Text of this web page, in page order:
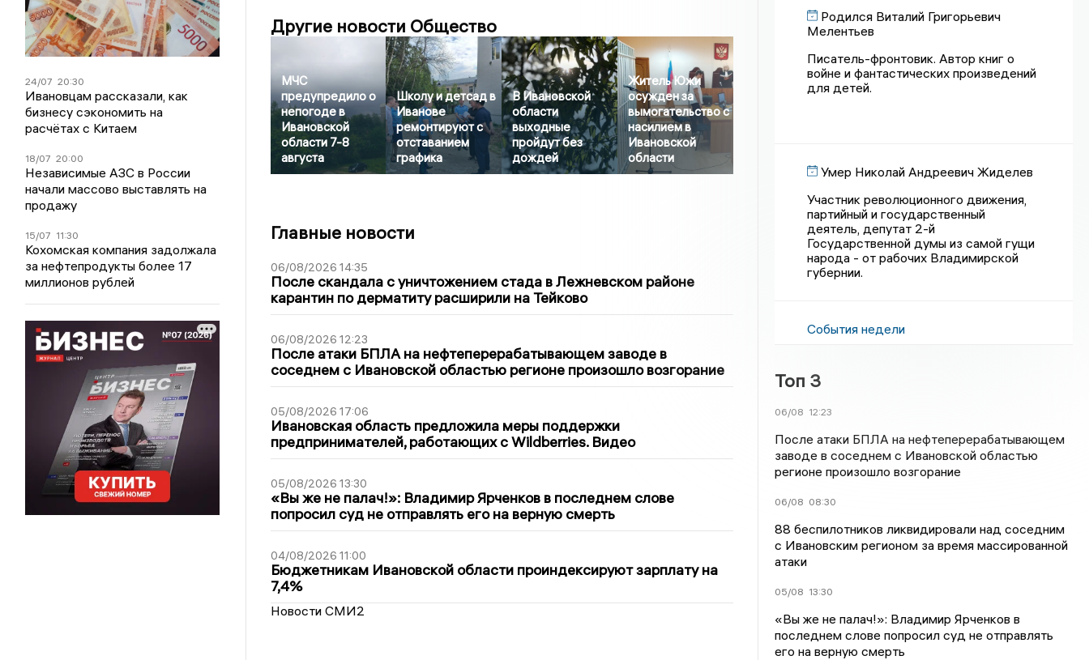
24/07 20:30
Ивановцам рассказали, как
бизнесу сэкономить на
расчётах с Китаем
18/07 20:00
Независимые АЗС в России
начали массово выставлять на
продажу
15/07 11:30
Кохомская компания задолжала
за нефтепродукты более 17
миллионов рублей
Другие новости Общество
МЧС
предупредило о
непогоде в
Ивановской
области 7-8
августа
Школу и детсад в
Иванове
ремонтируют с
отставанием
графика
В Ивановской
области
выходные
пройдут без
дождей
Житель Южи
осужден за
вымогательство с
насилием в
Ивановской
области
Главные новости
06/08/2026 14:35
После скандала с уничтожением стада в Лежневском районе
карантин по дерматиту расширили на Тейково
06/08/2026 12:23
После атаки БПЛА на нефтеперерабатывающем заводе в
соседнем с Ивановской областью регионе произошло возгорание
05/08/2026 17:06
Ивановская область предложила меры поддержки
предпринимателей, работающих с Wildberries. Видео
05/08/2026 13:30
«Вы же не палач!»: Владимир Ярченков в последнем слове
попросил суд не отправлять его на верную смерть
04/08/2026 11:00
Бюджетникам Ивановской области проиндексируют зарплату на
7,4%
Новости СМИ2
Родился Виталий Григорьевич
Мелентьев
Писатель-фронтовик. Автор книг о
войне и фантастических произведений
для детей.
Умер Николай Андреевич Жиделев
Участник революционного движения,
партийный и государственный
деятель, депутат 2-й
Государственной думы из самой гущи
народа - от рабочих Владимирской
губернии.
События недели
Топ 3
06/08 12:23
После атаки БПЛА на нефтеперерабатывающем
заводе в соседнем с Ивановской областью
регионе произошло возгорание
06/08 08:30
88 беспилотников ликвидировали над соседним
с Ивановским регионом за время массированной
атаки
05/08 13:30
«Вы же не палач!»: Владимир Ярченков в
последнем слове попросил суд не отправлять
его на верную смерть